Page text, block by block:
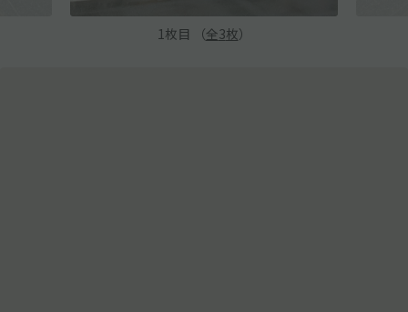
1 枚目 （全3枚）